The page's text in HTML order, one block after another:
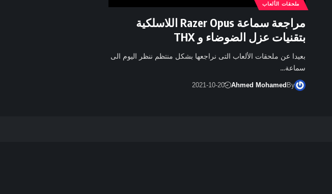
ملحقات الألعاب
مراجعة سماعة Razer Opus اللاسلكية
بتقنيات عزل الضوضاء و THX
بعيدا عن ملحقات الألعاب التى نراجعها بشكل منتظم ننظر اليوم الى
سماعة…
By
Ahmed Mohamed
2021-10-20